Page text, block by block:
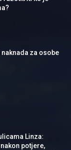
za osobe
Linza:
potjere,